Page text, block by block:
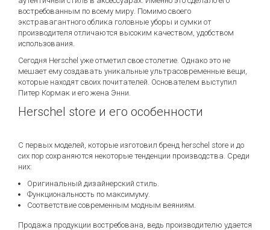
востребованным по всему миру. Помимо своего
экстравагантного облика головные уборы и сумки от
производителя отличаются высоким качеством, удобством
использования.
Сегодня Herschel уже отметил свое столетие. Однако это не
мешает ему создавать уникальные ультрасовременные вещи,
которые находят своих почитателей. Основателем выступил
Питер Кормак и его жена Энни.
Herschel store и его особенности
С первых моделей, которые изготовил бренд herschel store и до
сих пор сохраняются некоторые тенденции производства. Среди
них:
Оригинальный дизайнерский стиль.
Функциональность по максимуму.
Соответствие современным модным веяниям.
Продажа продукции востребована, ведь производителю удается